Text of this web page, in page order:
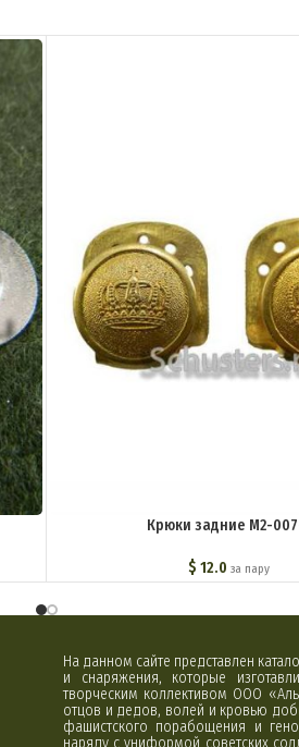
Крюки задние M2-
$ 12.0 за пару
На данном сайте представлен
и снаряжения, которые
творческим коллективом ООО
отцов и дедов, волей и кровью
фашистского порабощения и